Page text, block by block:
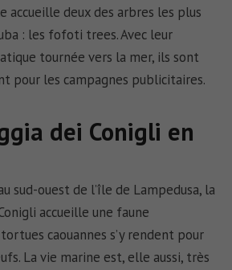
accueille deux des arbres les plus
: les fofoti trees. Avec leur
tournée vers la mer, ils sont
pour les campagnes publicitaires.
dei Conigli en
sud-ouest de l’île de Lampedusa, la
accueille une faune
caouannes s’y rendent pour
La vie marine est, elle aussi, très